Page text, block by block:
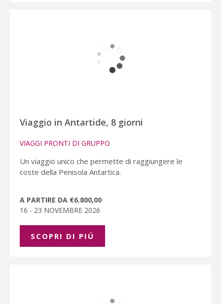
Viaggio in Antartide, 8 giorni
VIAGGI PRONTI DI GRUPPO
Un viaggio unico che permette di raggiungere le
coste della Penisola Antartica.
A PARTIRE DA €6.800,00
16 - 23 NOVEMBRE 2026
SCOPRI DI PIÚ